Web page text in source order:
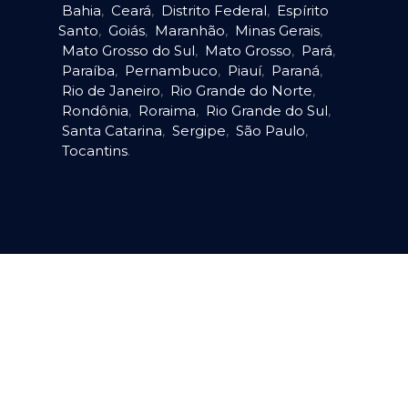
Bahia, Ceará, Distrito Federal, Espírito
Santo, Goiás, Maranhão, Minas Gerais,
Mato Grosso do Sul, Mato Grosso, Pará,
Paraíba, Pernambuco, Piauí, Paraná,
Rio de Janeiro, Rio Grande do Norte,
Rondônia, Roraima, Rio Grande do Sul,
Santa Catarina, Sergipe, São Paulo,
Tocantins.